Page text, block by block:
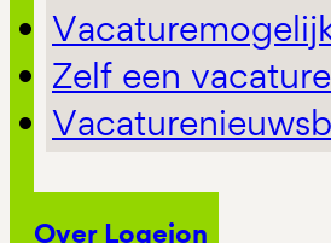
Zelf een
Over Logeion